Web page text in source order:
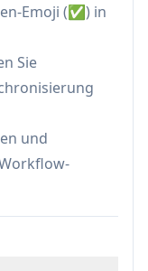
gängigen
den
bei
zur Desktop-
Emoji (✅) in
Sie
und